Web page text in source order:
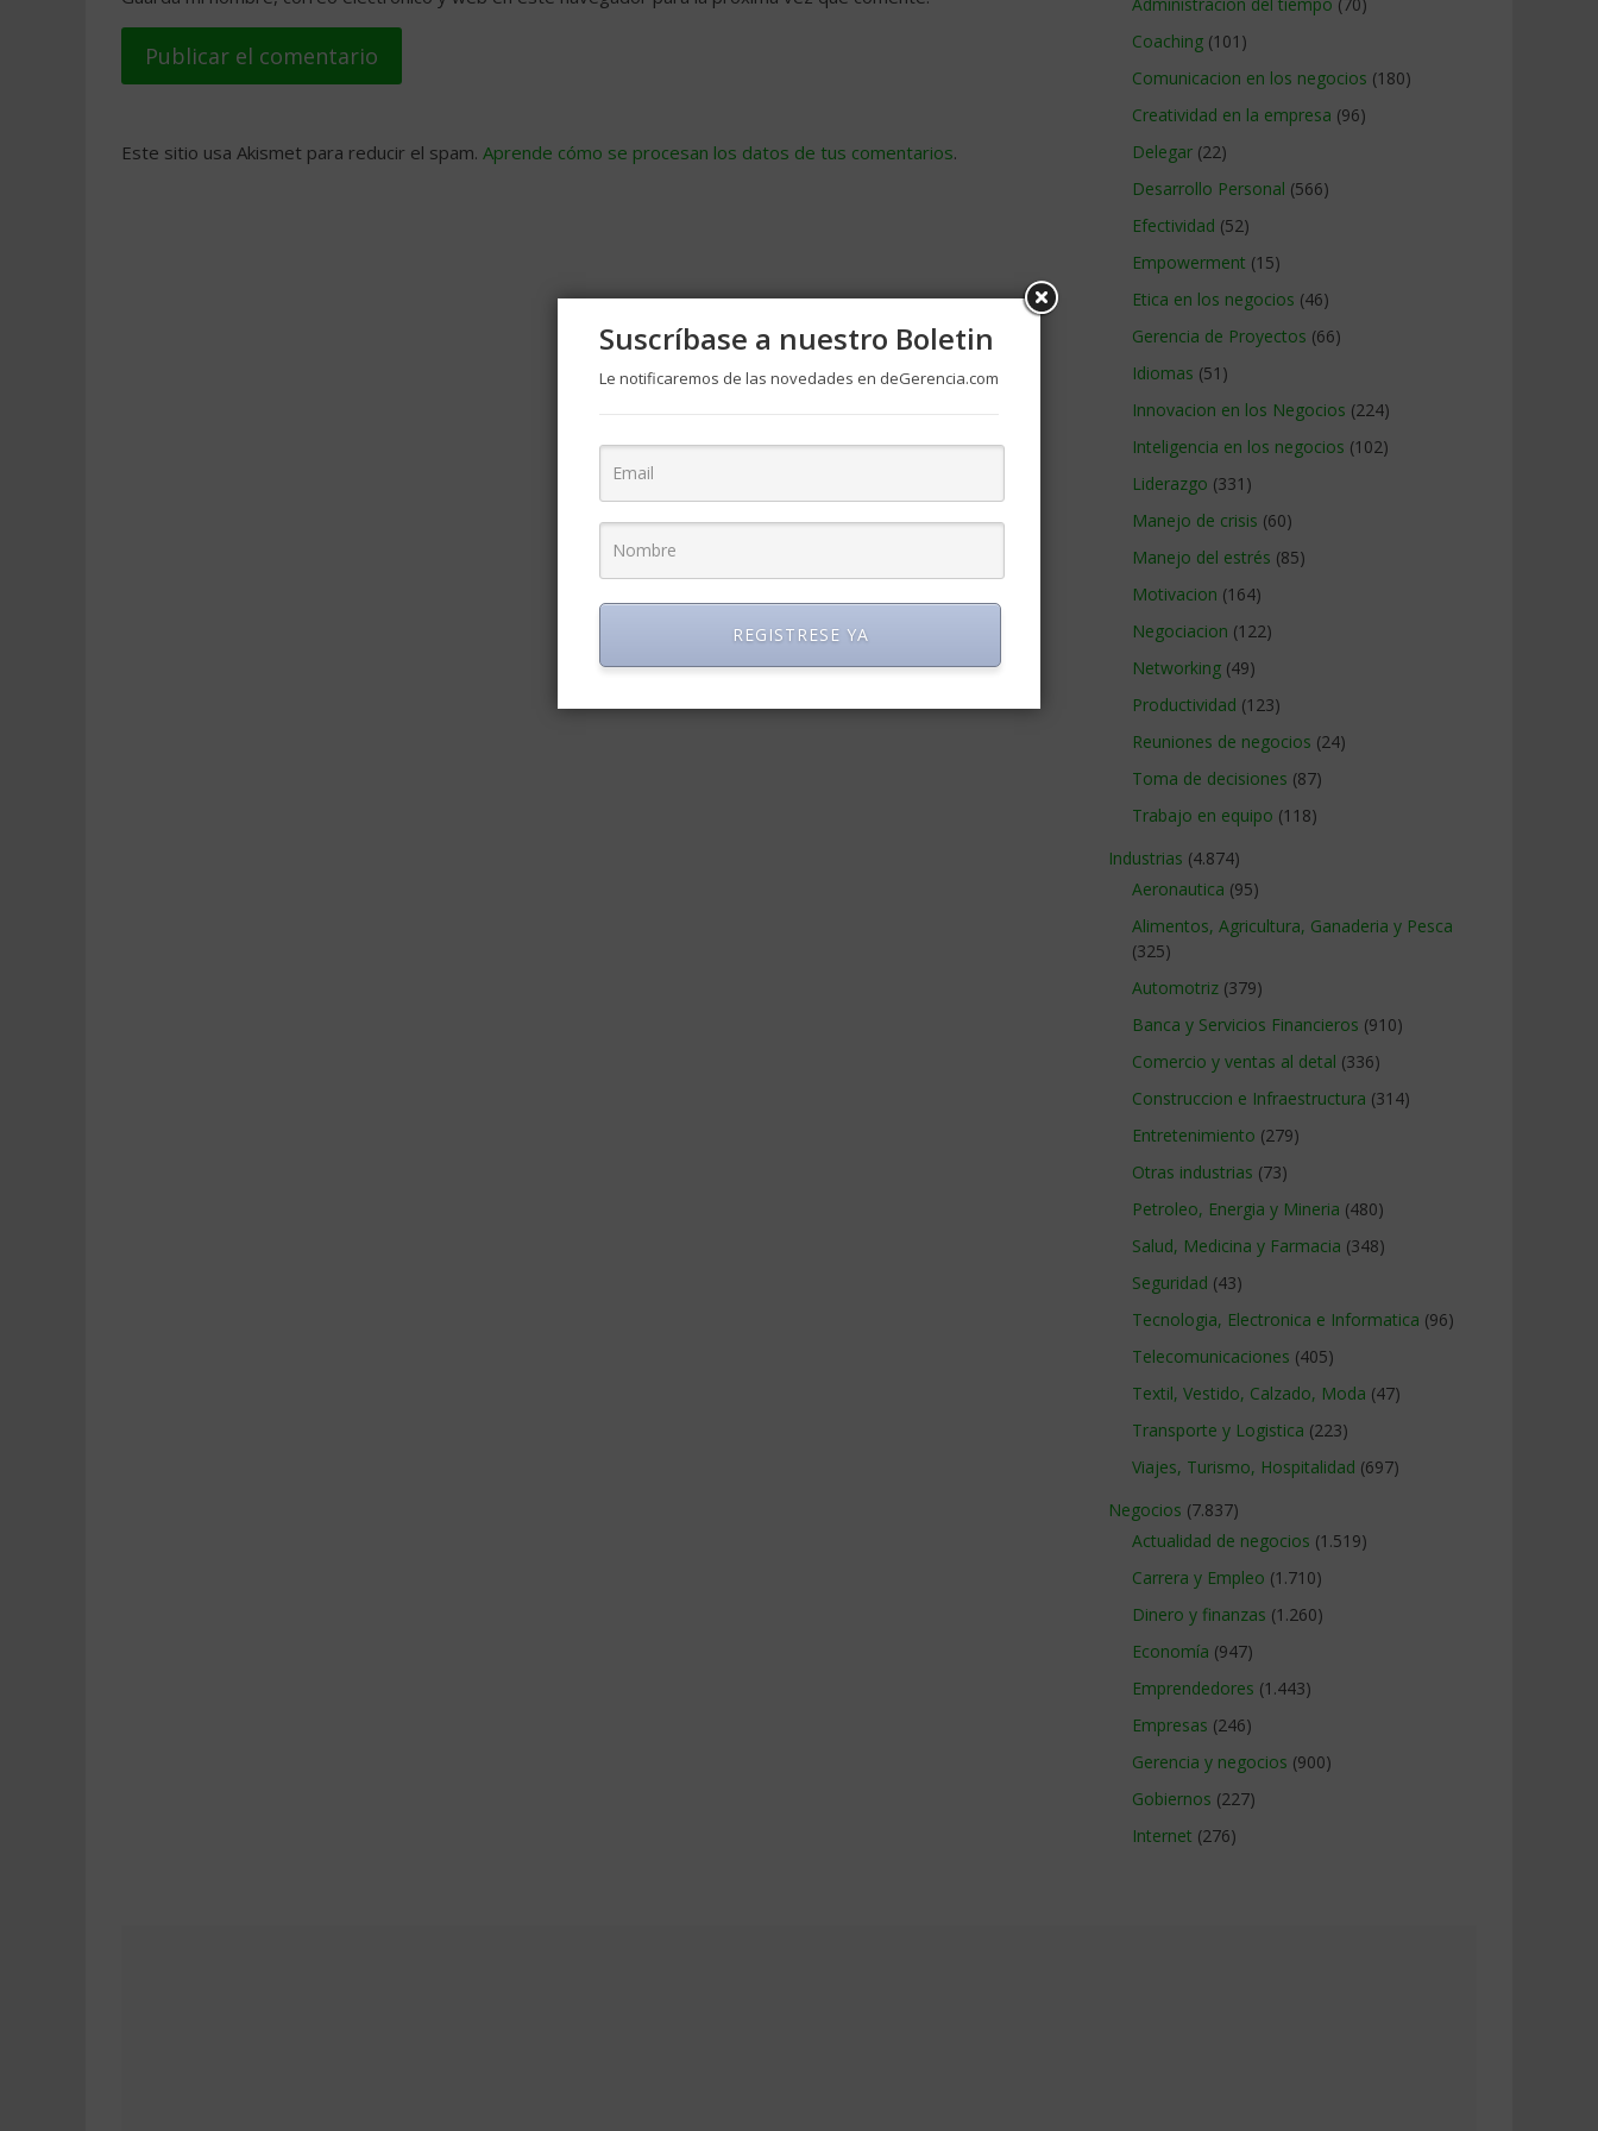
Este sitio usa Akismet para reducir el spam. Aprende cómo se procesan los datos de tus comentarios.
Coaching (101)
Comunicacion en los negocios (180)
Creatividad en la empresa (96)
Delegar (22)
Desarrollo Personal (566)
Efectividad (52)
Empowerment (15)
Etica en los negocios (46)
Gerencia de Proyectos (66)
Idiomas (51)
Innovacion en los Negocios (224)
Inteligencia en los negocios (102)
Liderazgo (331)
Manejo de crisis (60)
Manejo del estrés (85)
Motivacion (164)
Negociacion (122)
Networking (49)
Productividad (123)
Reuniones de negocios (24)
Toma de decisiones (87)
Trabajo en equipo (118)
Industrias (4.874)
Aeronautica (95)
Alimentos, Agricultura, Ganaderia y Pesca
(325)
Automotriz (379)
Banca y Servicios Financieros (910)
Comercio y ventas al detal (336)
Construccion e Infraestructura (314)
Entretenimiento (279)
Otras industrias (73)
Petroleo, Energia y Mineria (480)
Salud, Medicina y Farmacia (348)
Seguridad (43)
Tecnologia, Electronica e Informatica (96)
Telecomunicaciones (405)
Textil, Vestido, Calzado, Moda (47)
Transporte y Logistica (223)
Viajes, Turismo, Hospitalidad (697)
Negocios (7.837)
Actualidad de negocios (1.519)
Carrera y Empleo (1.710)
Dinero y finanzas (1.260)
Economía (947)
Emprendedores (1.443)
Empresas (246)
Gerencia y negocios (900)
Gobiernos (227)
Internet (276)
Suscríbase a nuestro Boletin
Le notificaremos de las novedades en deGerencia.com
REGISTRESE YA